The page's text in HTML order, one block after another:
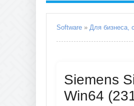
Software » Для бизнеса,
Siemens
Win64